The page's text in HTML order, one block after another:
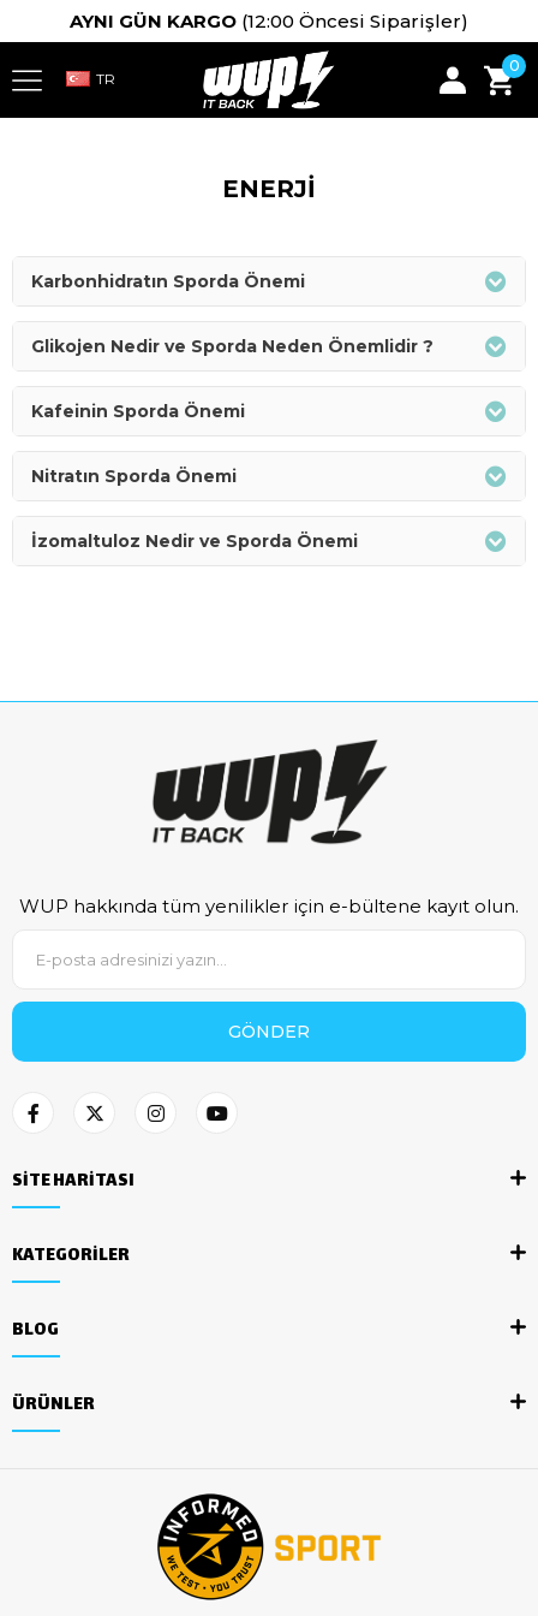
AYNI GÜN KARGO (12:00 Öncesi Siparişler)
0
ENERJİ
Karbonhidratın Sporda Önemi
Glikojen Nedir ve Sporda Neden Önemlidir ?
Kafeinin Sporda Önemi
Nitratın Sporda Önemi
İzomaltuloz Nedir ve Sporda Önemi
WUP hakkında tüm yenilikler için e-bültene kayıt olun.
GÖNDER
SİTE HARİTASI
KATEGORİLER
BLOG
ÜRÜNLER